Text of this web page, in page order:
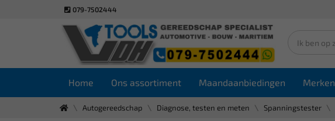
079-7502444
Home Ons assortiment Maandaanbiedingen Merken
Autogereedschap Diagnose, testen en meten Spanningstester